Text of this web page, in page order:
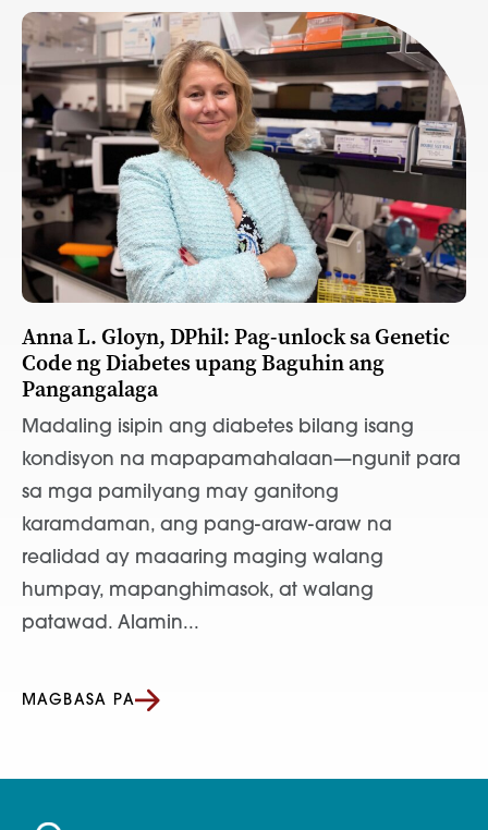
Anna L. Gloyn, DPhil: Pag-unlock sa Genetic
Code ng Diabetes upang Baguhin ang
Pangangalaga
Madaling isipin ang diabetes bilang isang
kondisyon na mapapamahalaan—ngunit para
sa mga pamilyang may ganitong
karamdaman, ang pang-araw-araw na
realidad ay maaaring maging walang
humpay, mapanghimasok, at walang
patawad. Alamin...
MAGBASA PA